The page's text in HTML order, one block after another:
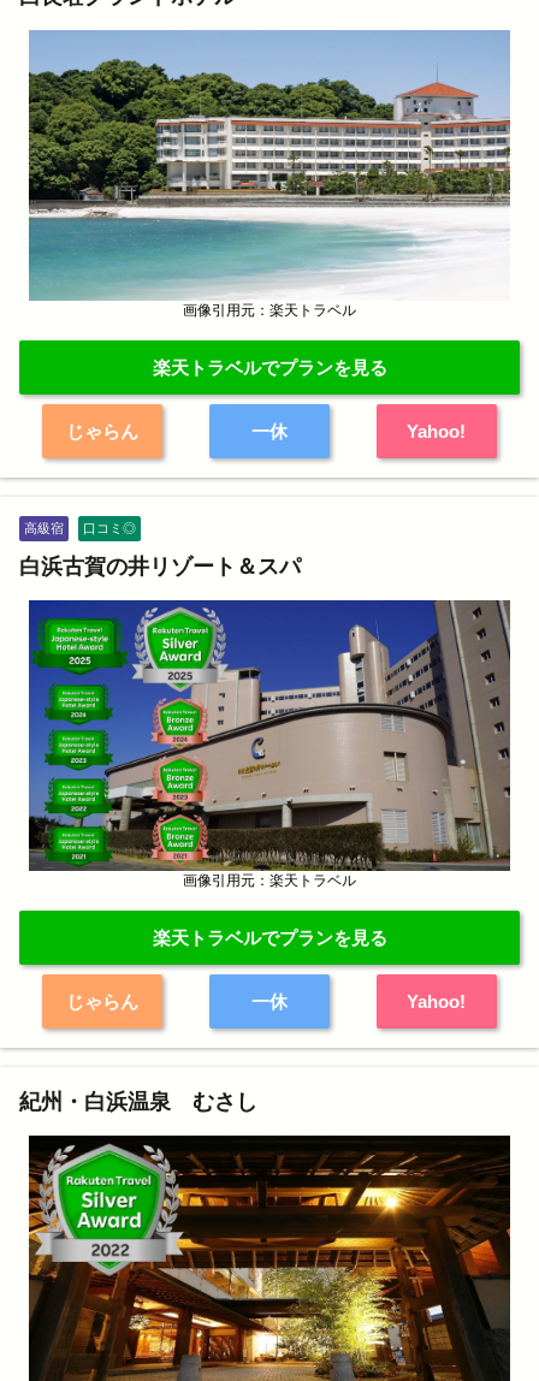
画像引用元：楽天トラベル
楽天トラベルでプランを見る
じゃらん 一休 Yahoo!
高級宿 口コミ◎
白浜古賀の井リゾート＆スパ
画像引用元：楽天トラベル
楽天トラベルでプランを見る
じゃらん 一休 Yahoo!
紀州・白浜温泉 むさし